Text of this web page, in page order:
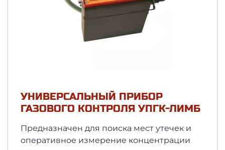
УНИВЕРСАЛЬНЫЙ ПРИБОР
ГАЗОВОГО КОНТРОЛЯ УПГК-ЛИМБ
Предназначен для поиска мест утечек и
оперативное измерение концентрации